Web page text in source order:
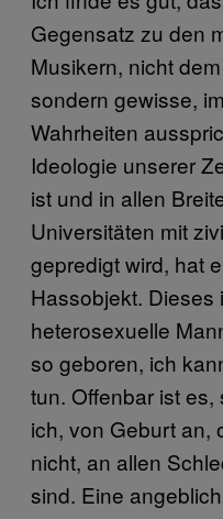
Gegensatz zu den
Musikern, nicht
sondern gewisse,
Wahrheiten
Ideologie unserer
ist und in allen
Universitäten mit
gepredigt wird, hat
Hassobjekt.
heterosexuelle
so geboren, ich
tun. Offenbar ist
ich, von Geburt an,
nicht, an allen
sind. Eine